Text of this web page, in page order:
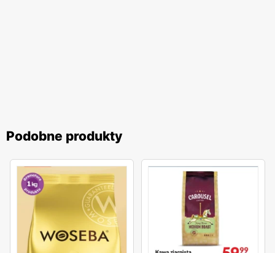
Podobne produkty